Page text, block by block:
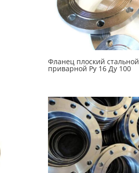
Фланец плоский стальной
приварной Ру 16 Ду 100